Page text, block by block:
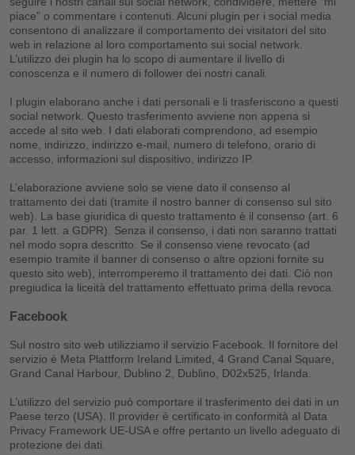
piace” o commentare i contenuti. Alcuni plugin per i social media
consentono di analizzare il comportamento dei visitatori del sito
web in relazione al loro comportamento sui social network.
L’utilizzo dei plugin ha lo scopo di aumentare il livello di
conoscenza e il numero di follower dei nostri canali.
I plugin elaborano anche i dati personali e li trasferiscono a questi
social network. Questo trasferimento avviene non appena si
accede al sito web. I dati elaborati comprendono, ad esempio
nome, indirizzo, indirizzo e-mail, numero di telefono, orario di
accesso, informazioni sul dispositivo, indirizzo IP.
L’elaborazione avviene solo se viene dato il consenso al
trattamento dei dati (tramite il nostro banner di consenso sul sito
web). La base giuridica di questo trattamento è il consenso (art. 6
par. 1 lett. a GDPR). Senza il consenso, i dati non saranno trattati
nel modo sopra descritto. Se il consenso viene revocato (ad
esempio tramite il banner di consenso o altre opzioni fornite su
questo sito web), interromperemo il trattamento dei dati. Ciò non
pregiudica la liceità del trattamento effettuato prima della revoca.
Facebook
Sul nostro sito web utilizziamo il servizio Facebook. Il fornitore del
servizio è Meta Plattform Ireland Limited, 4 Grand Canal Square,
Grand Canal Harbour, Dublino 2, Dublino, D02x525, Irlanda.
L’utilizzo del servizio può comportare il trasferimento dei dati in un
Paese terzo (USA). Il provider è certificato in conformità al Data
Privacy Framework UE-USA e offre pertanto un livello adeguato di
protezione dei dati.